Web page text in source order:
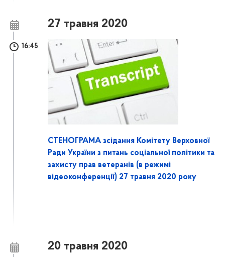
27 травня 2020
16:45
СТЕНОГРАМА зсідання Комітету Верховної
Ради України з питань соціальної політики та
захисту прав ветеранів (в режимі
відеоконференції) 27 травня 2020 року
20 травня 2020